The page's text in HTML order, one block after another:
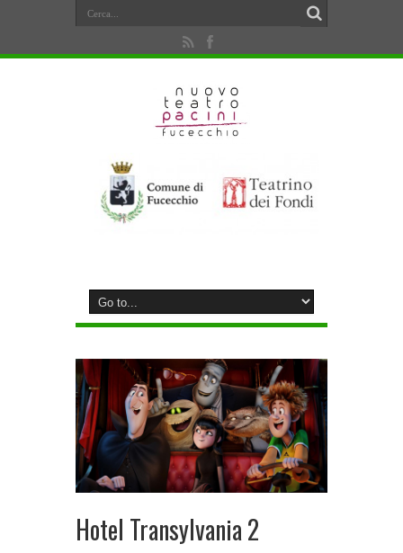
Hotel Transylvania 2